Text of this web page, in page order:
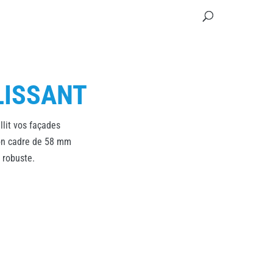
vos façades
cadre de 58 mm